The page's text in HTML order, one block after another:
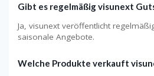
Gibt es regelmäßig visunext
Ja, visunext veröffentlicht
saisonale Angebote.
Welche Produkte verkauft